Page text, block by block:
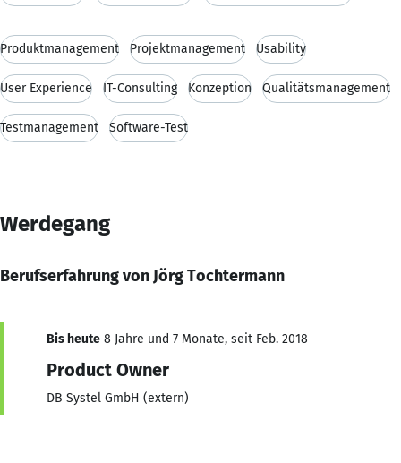
Produktmanagement Projektmanagement Usability
User Experience IT-Consulting Konzeption Qualitätsmanagement
Testmanagement Software-Test
Werdegang
Berufserfahrung von Jörg Tochtermann
Bis heute 8 Jahre und 7 Monate, seit Feb. 2018
Product Owner
DB Systel GmbH (extern)